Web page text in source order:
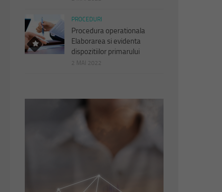
PROCEDURI
Procedura operationala
Elaborarea si evidenta
dispozitiilor primarului
2 MAI 2022